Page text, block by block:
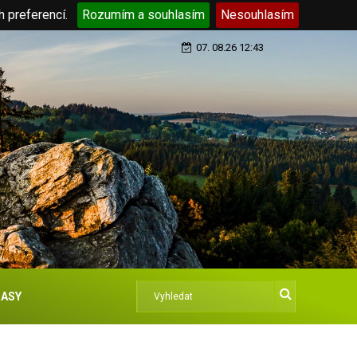
preferencí. Rozumím a souhlasím Nesouhlasím
07. 08.26 12:43